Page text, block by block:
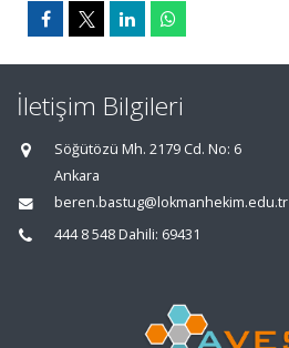
İletişim Bilgileri
Söğütözü Mh. 2179 Cd. No: 6
Ankara
beren.bastug@lokmanhekim.edu.tr
444 8 548 Dahili: 69431